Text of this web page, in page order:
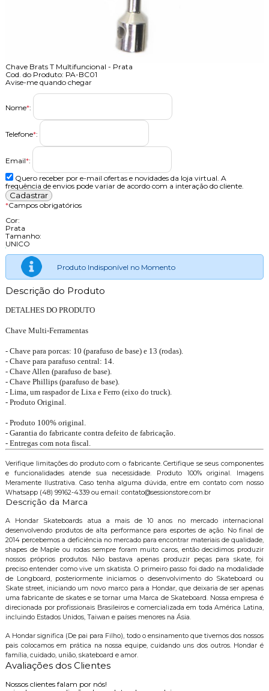
Chave Brats T Multifuncional - Prata
Cod. do Produto: PA-BC01
Avise-me quando chegar
Nome*:
Telefone*:
Email*:
Quero receber por e-mail ofertas e novidades da loja virtual. A
frequência de envios pode variar de acordo com a interação do cliente.
*Campos obrigatórios
Cor:
Prata
Tamanho:
UNICO
Produto Indisponível no Momento
Descrição do Produto
DETALHES DO PRODUTO
Chave Multi-Ferramentas
- Chave para porcas: 10 (parafuso de base) e 13 (rodas).
- Chave para parafuso central: 14.
- Chave Allen (parafuso de base).
- Chave Phillips (parafuso de base).
- Lima, um raspador de Lixa e Ferro (eixo do truck).
- Produto Original.
- Produto 100% original.
- Garantia do fabricante contra defeito de fabricação.
- Entregas com nota fiscal.
Verifique limitações do produto com o fabricante. Certifique se seus componentes
e funcionalidades atende sua necessidade. Produto 100% original. Imagens
Meramente Ilustrativa. Caso tenha alguma dúvida, entre em contato com nosso
Whatsapp (48) 99162-4339 ou email: contato@sessionstore.com.br
Descrição da Marca
A Hondar Skateboards atua a mais de 10 anos no mercado internacional
desenvolvendo produtos de alta performance para esportes de ação. No final de
2014 percebemos a deficiência no mercado para encontrar materiais de qualidade,
shapes de Maple ou rodas sempre foram muito caros, então decidimos produzir
nossos próprios produtos. Não bastava apenas produzir peças para skate, foi
preciso entender como vive um skatista. O primeiro passo foi dado na modalidade
de Longboard, posteriormente iniciamos o desenvolvimento do Skateboard ou
Skate street, iniciando um novo marco para a Hondar, que deixaria de ser apenas
uma fabricante de skates e se tornar uma Marca de Skateboard. Nossa empresa é
direcionada por profissionais Brasileiros e comercializada em toda América Latina,
incluindo Estados Unidos, Taiwan e países menores na Ásia.
A Hondar significa (De pai para Filho), todo o ensinamento que tivemos dos nossos
pais colocamos em prática na nossa equipe, cuidando uns dos outros. Hondar é
família, cuidado, união, skateboard e amor.
Avaliações dos Clientes
Nossos clientes falam por nós!